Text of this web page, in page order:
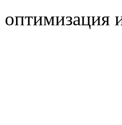
оптимизация